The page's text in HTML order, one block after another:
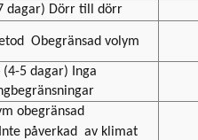
dagar) Dörr till dörr
Obegränsad volym
(4-5 dagar) Inga
obegränsad
Inte påverkad av klimat